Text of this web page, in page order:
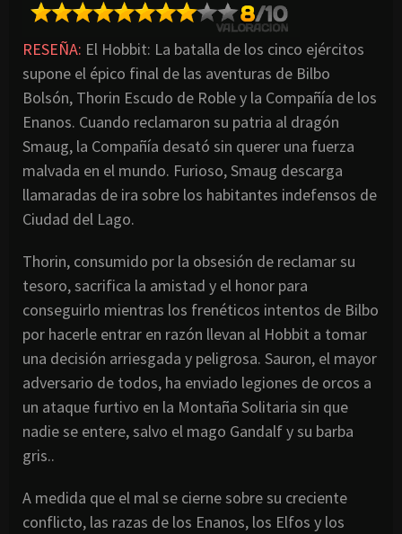
RESEÑA: El Hobbit: La batalla de los cinco ejércitos
supone el épico final de las aventuras de Bilbo
Bolsón, Thorin Escudo de Roble y la Compañía de los
Enanos. Cuando reclamaron su patria al dragón
Smaug, la Compañía desató sin querer una fuerza
malvada en el mundo. Furioso, Smaug descarga
llamaradas de ira sobre los habitantes indefensos de
Ciudad del Lago.
Thorin, consumido por la obsesión de reclamar su
tesoro, sacrifica la amistad y el honor para
conseguirlo mientras los frenéticos intentos de Bilbo
por hacerle entrar en razón llevan al Hobbit a tomar
una decisión arriesgada y peligrosa. Sauron, el mayor
adversario de todos, ha enviado legiones de orcos a
un ataque furtivo en la Montaña Solitaria sin que
nadie se entere, salvo el mago Gandalf y su barba
gris..
A medida que el mal se cierne sobre su creciente
conflicto, las razas de los Enanos, los Elfos y los